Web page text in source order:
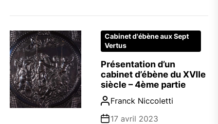
Cabinet d'ébène aux Sept
Vertus
Présentation d’un
cabinet d’ébène du XVIIe
siècle – 4ème partie
Franck Niccoletti
17 avril 2023